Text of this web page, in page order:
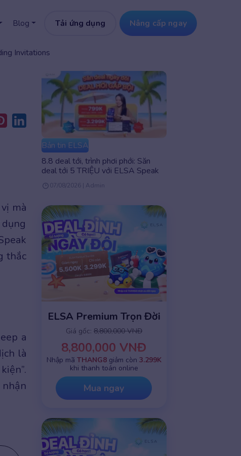
Blog Tải ứng dụng Nâng cấp ngay
Invitations
mà
thắc
a
là
Bản tin ELSA
8.8 deal tới, trình phơi phới: Săn
deal tới 5 TRIỆU với ELSA Speak
07/08/2026 | Admin
ELSA Premium Trọn Đời
Giá gốc: 8,800,000 VNĐ
8,800,000 VNĐ
Nhập mã THANG8giảm còn 3.299K
khi thanh toán online
Mua ngay